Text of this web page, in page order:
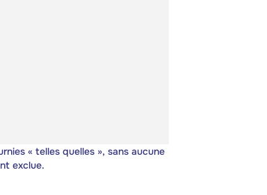
« telles quelles », sans aucune
exclue.